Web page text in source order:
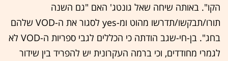
הקו". באותה שיחה שאל גונטג' האם "גם השנה
תורו/תבקשו/תדרשו מהוט ומ-yes לסגור את ה-VOD שלהם
בחג". בן-חי-שגב הודתה כי הכללים לגבי ספריות ה-VOD לא
לגמרי מחודדים, וכי ברמה העקרונית יש להפריד בין שידור